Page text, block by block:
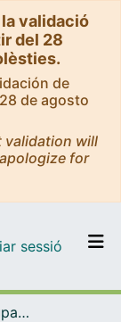
validació
del 28
de
de agosto
validation will
for
el DD
sessió (current)
Cognició, Desenvolupament i Psicologia de l'Educació